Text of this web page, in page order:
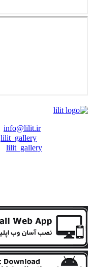
info@lilit.ir
lilit_gallery
lilit_gallery